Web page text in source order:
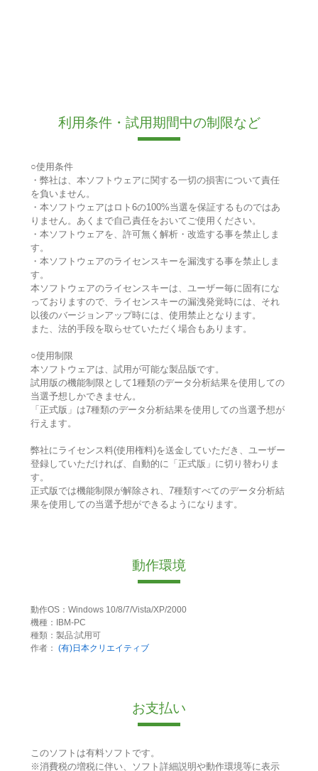
利用条件・試用期間中の制限など
○使用条件
・弊社は、本ソフトウェアに関する一切の損害について責任
を負いません。
・本ソフトウェアはロト6の100%当選を保証するものではあ
りません。あくまで自己責任をおいてご使用ください。
・本ソフトウェアを、許可無く解析・改造する事を禁止しま
す。
・本ソフトウェアのライセンスキーを漏洩する事を禁止しま
す。
本ソフトウェアのライセンスキーは、ユーザー毎に固有にな
っておりますので、ライセンスキーの漏洩発覚時には、それ
以後のバージョンアップ時には、使用禁止となります。
また、法的手段を取らせていただく場合もあります。
○使用制限
本ソフトウェアは、試用が可能な製品版です。
試用版の機能制限として1種類のデータ分析結果を使用しての
当選予想しかできません。
「正式版」は7種類のデータ分析結果を使用しての当選予想が
行えます。
弊社にライセンス料(使用権料)を送金していただき、ユーザー
登録していただければ、自動的に「正式版」に切り替わりま
す。
正式版では機能制限が解除され、7種類すべてのデータ分析結
果を使用しての当選予想ができるようになります。
動作環境
動作OS：Windows 10/8/7/Vista/XP/2000
機種：IBM-PC
種類：製品:試用可
作者： (有)日本クリエイティブ
お支払い
このソフトは有料ソフトです。
※消費税の増税に伴い、ソフト詳細説明や動作環境等に表示